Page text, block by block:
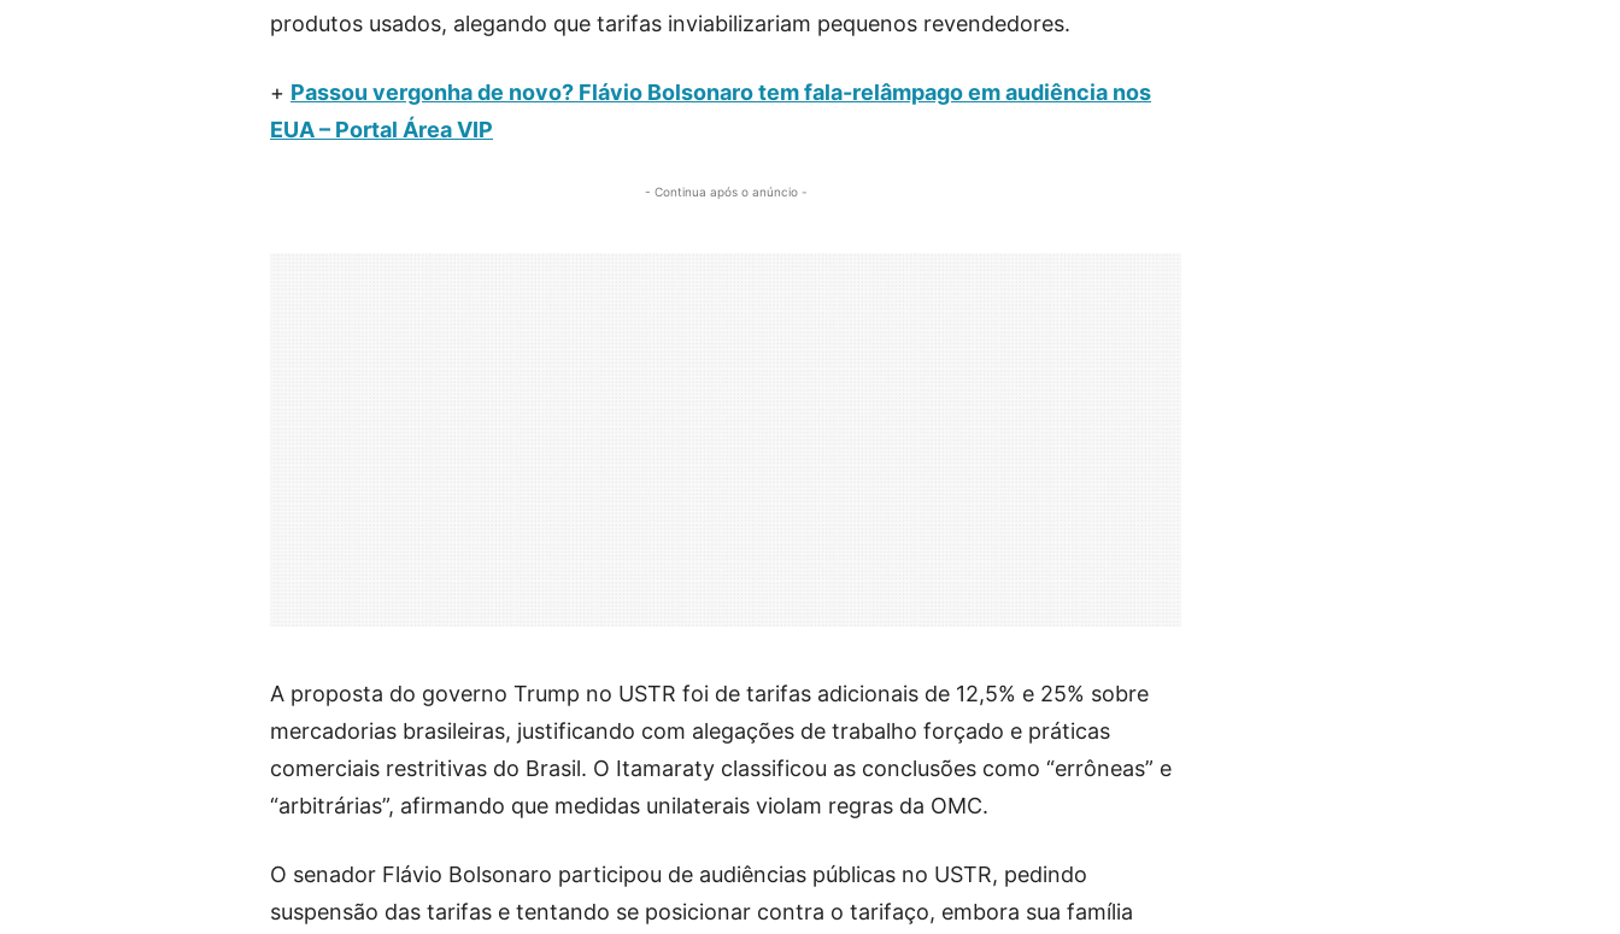
produtos usados, alegando que tarifas inviabilizariam pequenos revendedores.
+ Passou vergonha de novo? Flávio Bolsonaro tem fala-relâmpago em audiência nos
EUA – Portal Área VIP
- Continua após o anúncio -
A proposta do governo Trump no USTR foi de tarifas adicionais de 12,5% e 25% sobre
mercadorias brasileiras, justificando com alegações de trabalho forçado e práticas
comerciais restritivas do Brasil. O Itamaraty classificou as conclusões como “errôneas” e
“arbitrárias”, afirmando que medidas unilaterais violam regras da OMC.
O senador Flávio Bolsonaro participou de audiências públicas no USTR, pedindo
suspensão das tarifas e tentando se posicionar contra o tarifaço, embora sua família